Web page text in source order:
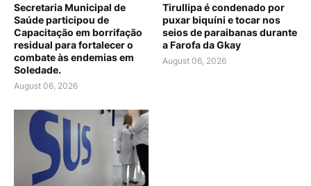
Secretaria Municipal de
Saúde participou de
Capacitação em borrifação
residual para fortalecer o
combate às endemias em
Soledade.
August 06, 2026
Tirullipa é condenado por
puxar biquíni e tocar nos
seios de paraibanas durante
a Farofa da Gkay
August 06, 2026